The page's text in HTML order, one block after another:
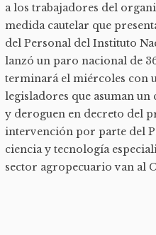
a los trabajadores del
medida cautelar que
del Personal del Instituto
lanzó un paro nacional de
terminará el miércoles con
legisladores que asuman
y deroguen en decreto del
intervención por parte del
ciencia y tecnología
sector agropecuario van al